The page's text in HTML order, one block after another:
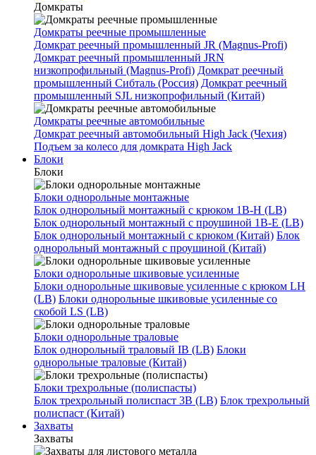
Домкраты
Домкраты реечные промышленные
Домкрат реечный промышленный JR (Magnus-Profi)
Домкрат реечный промышленный JRN
низкопрофильный (Magnus-Profi) Домкрат реечный
промышленный Сибталь (Россия) Домкрат реечный
промышленный SJL низкопрофильный (Китай)
Домкраты реечные автомобильные
Домкрат реечный автомобильный High Jack (Чехия)
Подъем за колесо для домкрата High Jack
Блоки
Блоки
Блоки однорольные монтажные
Блок однорольный монтажный с крюком 1B-H (LB)
Блок однорольный монтажный с проушиной 1B-E (LB)
Блок однорольный монтажный с крюком (Китай) Блок
однорольный монтажный с проушиной (Китай)
Блоки однорольные шкивовые усиленные
Блоки однорольные шкивовые усиленные с крюком LH
(LB) Блоки однорольные шкивовые усиленные со
скобой LS (LB)
Блоки однорольные траловые
Блок однорольный траловый IB (LB) Блоки
однорольные траловые (Китай)
Блоки трехрольные (полиспасты)
Блок трехрольный полиспаст 3B (LB) Блок трехрольный
полиспаст (Китай)
Захваты
Захваты